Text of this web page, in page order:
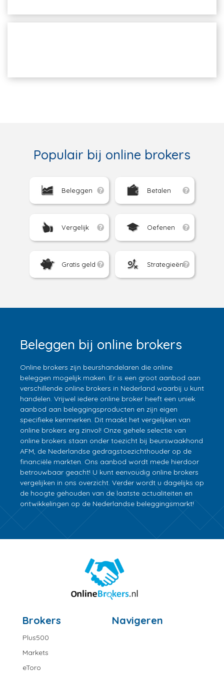
Populair bij online brokers
Beleggen Betalen
Vergelijk Oefenen
Gratis geld Strategieën
Beleggen bij online brokers
Online brokers zijn beurshandelaren die online
beleggen mogelijk maken. Er is een groot aanbod aan
verschillende online brokers in Nederland waarbij u kunt
handelen. Vrijwel iedere online broker heeft een uniek
aanbod aan beleggingsproducten en zijn eigen
specifieke kenmerken. Dit maakt het vergelijken van
online brokers erg zinvol! Onze gehele selectie van
online brokers staan onder toezicht bij beurswaakhond
AFM, de Nederlandse gedragstoezichthouder op de
financiële markten. Ons aanbod wordt mede hierdoor
betrouwbaar geacht! U kunt eenvoudig online brokers
vergelijken in ons overzicht. Verder wordt u dagelijks op
de hoogte gehouden van de laatste actualiteiten en
ontwikkelingen op de Nederlandse beleggingsmarkt!
Brokers
Plus500
Markets
eToro
Navigeren